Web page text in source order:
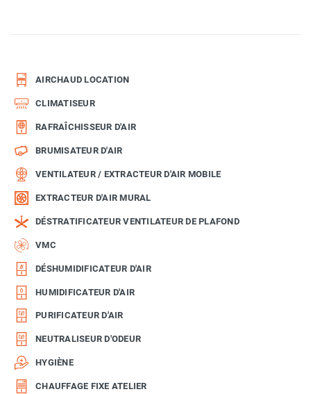
AIRCHAUD LOCATION
CLIMATISEUR
RAFRAÎCHISSEUR D'AIR
BRUMISATEUR D'AIR
VENTILATEUR / EXTRACTEUR D'AIR MOBILE
EXTRACTEUR D'AIR MURAL
DÉSTRATIFICATEUR VENTILATEUR DE PLAFOND
VMC
DÉSHUMIDIFICATEUR D'AIR
HUMIDIFICATEUR D'AIR
PURIFICATEUR D'AIR
NEUTRALISEUR D'ODEUR
HYGIÈNE
CHAUFFAGE FIXE ATELIER